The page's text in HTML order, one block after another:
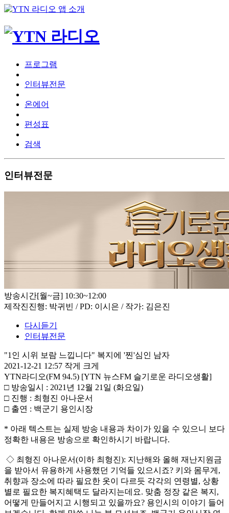
프로그램
인터뷰전문
온에어
편성표
검색
인터뷰전문
방송시간[월~금] 10:30~12:00
제작진진행: 박귀빈 / PD: 이시은 / 작가: 김은진
다시듣기
인터뷰전문
"1인 시위 보람 느낍니다" 복지에 '찐'심인 남자
2021-12-21 12:57 작게
크게
YTN라디오(FM 94.5) [YTN 뉴스FM 슬기로운 라디오생활]
□ 방송일시 : 2021년 12월 21일 (화요일)
□ 진행 : 최형진 아나운서
□ 출연 : 백군기 용인시장
* 아래 텍스트는 실제 방송 내용과 차이가 있을 수 있으니 보다
정확한 내용은 방송으로 확인하시기 바랍니다.
◇ 최형진 아나운서(이하 최형진): 지난해와 올해 재난지원금
을 받아서 유용하게 사용했던 기억들 있으시죠? 키와 몸무게,
취향과 장소에 따라 필요한 옷이 다르듯 각각의 연령별, 상황
별로 필요한 복지혜택도 달라지는데요. 맞춤 정장 같은 복지,
어떻게 만들어지고 시행되고 있을까요? 용인시의 이야기 들어